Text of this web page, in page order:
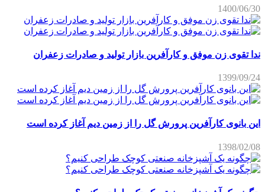
1400/06/30
ندا تقوی زن موفق و کارآفرین بازار تولید و صادرات زعفران
1399/09/24
این بانوی کارآفرین پرورش گل را از زمین دیم آغاز کرده است
1398/02/08